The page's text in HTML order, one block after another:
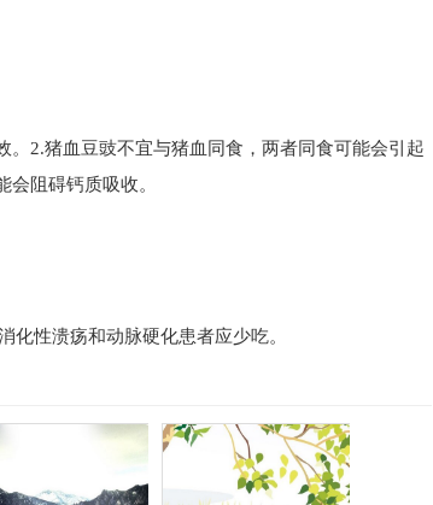
2.猪血豆豉不宜与猪血同食，两者同食可能会引起
阻碍钙质吸收。
化性溃疡和动脉硬化患者应少吃。